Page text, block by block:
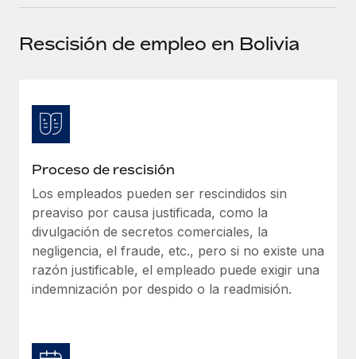
Optimiza los procesos con herramientas empresariales
SERVICIOS
Obtén ayuda de gente experta en RR. HH. globales
y cumplimiento normativo.
Comprobaciones de antecedentes
Simplifica los procesos de cribado de candidatos.
Cumplimiento normativo
Adelántate a los riesgos de cumplimiento
Gestión de dispositivos
Asociarse
Consultoría de integraciones y automatización con IA.
CASOS PRÁCTICOS
Información sobre salarios y talento
Obtén ayuda
Nómina global
EOR y PEO
Contractor Management
Rescisión de empleo en Bolivia
Proceso de rescisión
Los empleados pueden ser rescindidos sin
preaviso por causa justificada, como la
divulgación de secretos comerciales, la
negligencia, el fraude, etc., pero si no existe una
razón justificable, el empleado puede exigir una
indemnización por despido o la readmisión.